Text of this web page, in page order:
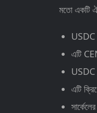
মতো একটি
USDC
এটি
USDC
এটি